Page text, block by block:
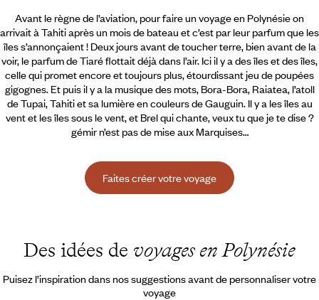
Avant le règne de l’aviation, pour faire un voyage en Polynésie on
arrivait à Tahiti après un mois de bateau et c’est par leur parfum que les
îles s’annonçaient ! Deux jours avant de toucher terre, bien avant de la
voir, le parfum de Tiaré flottait déjà dans l’air. Ici il y a des îles et des îles,
celle qui promet encore et toujours plus, étourdissant jeu de poupées
gigognes. Et puis il y a la musique des mots, Bora-Bora, Raiatea, l’atoll
de Tupai, Tahiti et sa lumière en couleurs de Gauguin. Il y a les îles au
vent et les îles sous le vent, et Brel qui chante, veux tu que je te dise ?
gémir n’est pas de mise aux Marquises…
Faites créer votre voyage
Des idées de voyages en Polynésie
Puisez l’inspiration dans nos suggestions avant de personnaliser votre
voyage